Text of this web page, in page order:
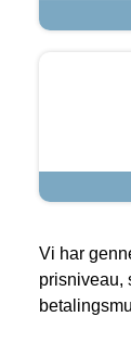
Vi har
prisniveau,